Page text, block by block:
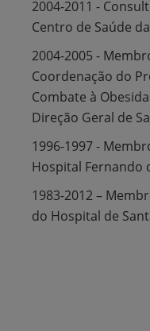
2004-2011 -
Centro de Saúde
2004-2005 -
Coordenação do
Combate à
Direção Geral de
1996-1997 -
Hospital Fernando
1983-2012 –
do Hospital de